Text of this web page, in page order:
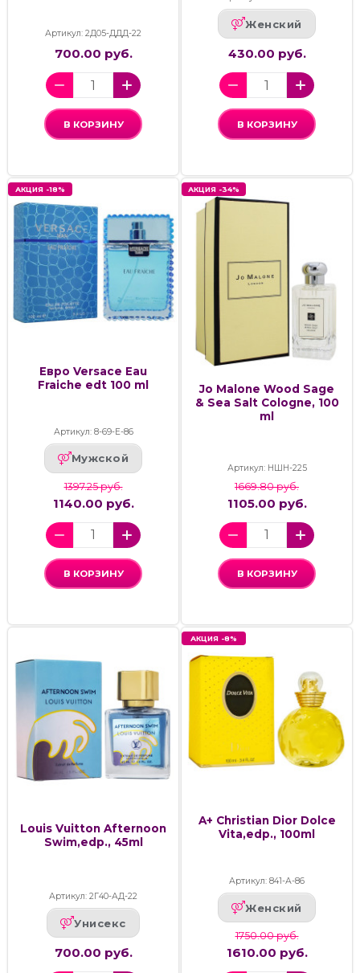
Артикул: 2Д05-ДДД-22
700.00 руб.
В КОРЗИНУ
Женский
430.00 руб.
В КОРЗИНУ
АКЦИЯ -18%
Евро Versace Eau
Fraiche edt 100 ml
Артикул: 8-69-Е-86
Мужской
1397.25 руб.
1140.00 руб.
В КОРЗИНУ
АКЦИЯ -34%
Jo Malone Wood Sage
& Sea Salt Cologne, 100
ml
Артикул: НШН-225
1669.80 руб.
1105.00 руб.
В КОРЗИНУ
Louis Vuitton Afternoon
Swim,edp., 45ml
Артикул: 2Г40-АД-22
Унисекс
700.00 руб.
АКЦИЯ -8%
A+ Christian Dior Dolce
Vita,edp., 100ml
Артикул: 841-А-86
Женский
1750.00 руб.
1610.00 руб.